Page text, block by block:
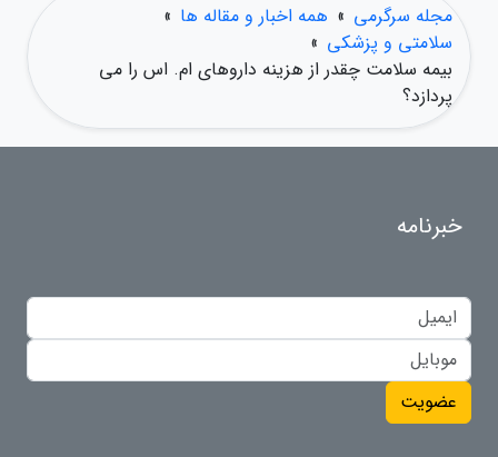
مجله سرگرمی » همه اخبار و مقاله ها »
سلامتی و پزشکی »
بیمه سلامت چقدر از هزینه داروهای ام. اس را می
پردازد؟
خبرنامه
عضویت